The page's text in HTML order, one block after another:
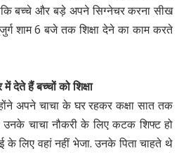
बच्चे और बड़े अपने सिग्नेचर करना सीख
शाम 6 बजे तक शिक्षा देने का काम करते
देते हैं बच्चों को शिक्षा
अपने चाचा के घर रहकर कक्षा सात तक
चाचा नौकरी के लिए कटक शिफ्ट हो
के लिए वहां नहीं भेजा. उनके पिता चाहते थे